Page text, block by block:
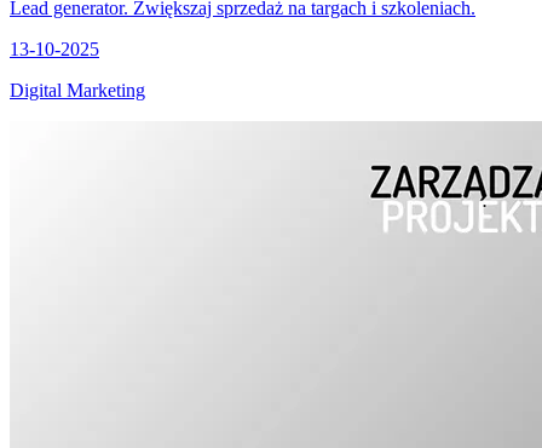
Lead generator. Zwiększaj sprzedaż na targach i szkoleniach.
13-10-2025
Digital Marketing